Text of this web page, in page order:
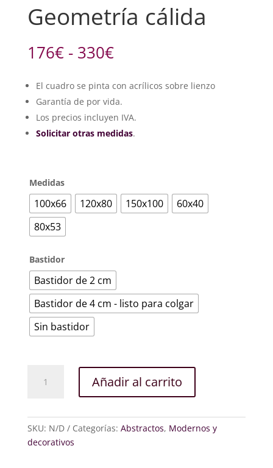
Geometría cálida
176€ - 330€Rango
de
precios:
desde
176€
hasta
330€
El cuadro se pinta con acrílicos sobre lienzo
Garantía de por vida.
Los precios incluyen IVA.
Solicitar otras medidas.
Medidas
100x66 120x80 150x100
60x40
80x53
Bastidor
Bastidor de 2 cm
Bastidor de 4 cm - listo para colgar
Sin bastidor
cálida
Añadir al carrito
SKU: N/D Categorías: Abstractos, Modernos y
decorativos